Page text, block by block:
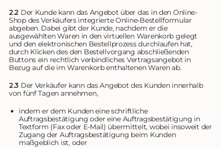
2.2 Der Kunde kann das Angebot über das in den Online-
Shop des Verkäufers integrierte Online-Bestellformular
abgeben. Dabei gibt der Kunde, nachdem er die
ausgewählten Waren in den virtuellen Warenkorb gelegt
und den elektronischen Bestellprozess durchlaufen hat,
durch Klicken des den Bestellvorgang abschließenden
Buttons ein rechtlich verbindliches Vertragsangebot in
Bezug auf die im Warenkorb enthaltenen Waren ab.
2.3 Der Verkäufer kann das Angebot des Kunden innerhalb
von fünf Tagen annehmen,
indem er dem Kunden eine schriftliche
Auftragsbestätigung oder eine Auftragsbestätigung in
Textform (Fax oder E-Mail) übermittelt, wobei insoweit der
Zugang der Auftragsbestätigung beim Kunden
maßgeblich ist, oder